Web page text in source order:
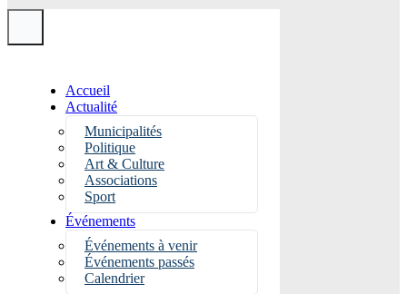
Accueil
Actualité
Municipalités
Politique
Art & Culture
Associations
Sport
Événements
Événements à venir
Événements passés
Calendrier